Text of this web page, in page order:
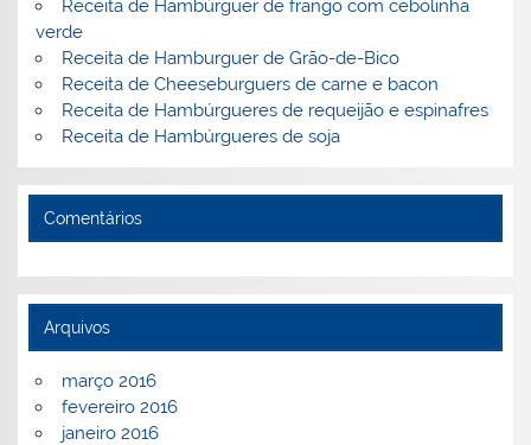
Receita de Hambúrguer de frango com cebolinha
verde
Receita de Hamburguer de Grão-de-Bico
Receita de Cheeseburguers de carne e bacon
Receita de Hambúrgueres de requeijão e espinafres
Receita de Hambúrgueres de soja
Comentários
Arquivos
março 2016
fevereiro 2016
janeiro 2016